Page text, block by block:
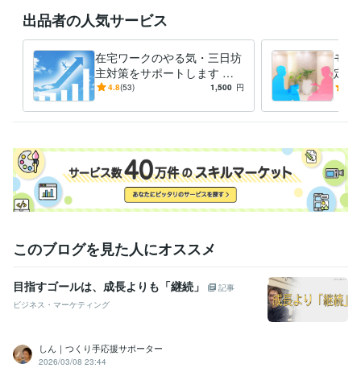
モチベーションUP
やる気UP 時間の使い方
ライティング・翻訳
目標設定 時間管理 読書術
手帳術
時間管理アプリ
自己啓発本レビュー ノウハウ構築 夢の作り方
学歴
福岡工業大学 2007年3月 ~ 2010年2月
英語 日常会話レベル
出品者の人気サービス
在宅ワークのやる気・三日坊
主対策をサポートします 自
宅で集中して勉強・副業がデ
プ」
4.8(53) 1,500 円
モチ
定の
啓発
で）
このブログを見た人にオススメ
目指すゴールは、成長よりも「継続」
記事
ビジネス・マーケティング
しん｜つくり手応援サポーター
2026/03/08 23:44